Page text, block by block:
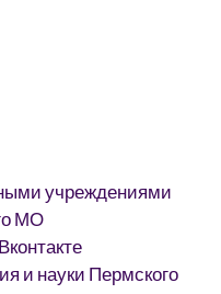
учреждениями
МО
и науки Пермского